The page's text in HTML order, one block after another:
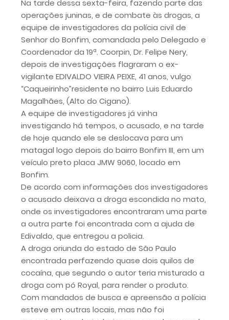
Na tarde dessa sexta-feira, fazendo parte das
operações juninas, e de combate às drogas, a
equipe de investigadores da polícia civil de
Senhor do Bonfim, comandada pelo Delegado e
Coordenador da 19ª. Coorpin, Dr. Felipe Nery,
depois de investigações flagraram o ex-
vigilante EDIVALDO VIEIRA PEIXE, 41 anos, vulgo
“Caqueirinho”residente no bairro Luis Eduardo
Magalhães, (Alto do Cigano).
A equipe de investigadores já vinha
investigando há tempos, o acusado, e na tarde
de hoje quando ele se deslocava para um
matagal logo depois do bairro Bonfim III, em um
veículo preto placa JMW 9060, locado em
Bonfim.
De acordo com informações dos investigadores
o acusado deixava a droga escondida no mato,
onde os investigadores encontraram uma parte
a outra parte foi encontrada com a ajuda de
Edivaldo, que entregou a policia.
A droga oriunda do estado de São Paulo
encontrada perfazendo quase dois quilos de
cocaína, que segundo o autor teria misturado a
droga com pó Royal, para render o produto.
Com mandados de busca e apreensão a polícia
esteve em outras locais, mas não foi